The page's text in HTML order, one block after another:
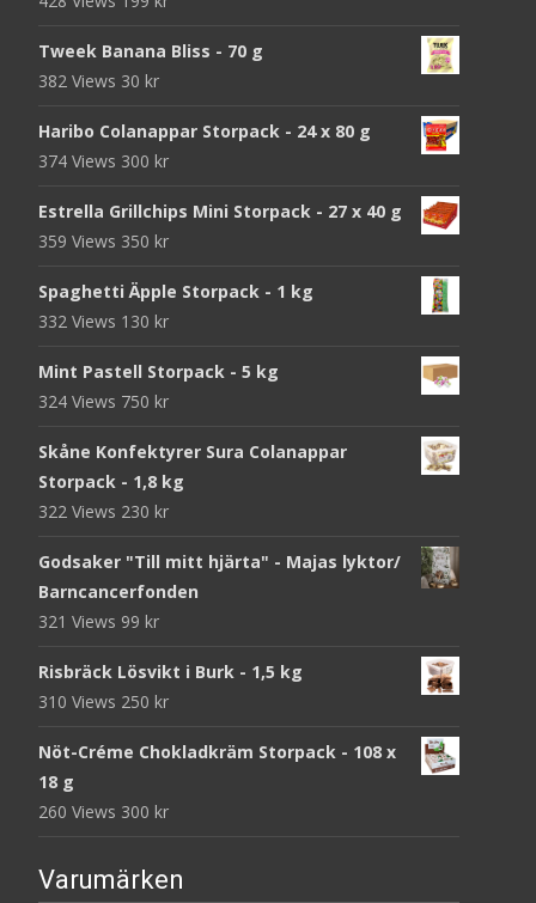
Tweek Banana Bliss - 70 g
382 Views 30 kr
Haribo Colanappar Storpack - 24 x 80 g
374 Views 300 kr
Estrella Grillchips Mini Storpack - 27 x 40 g
359 Views 350 kr
Spaghetti Äpple Storpack - 1 kg
332 Views 130 kr
Mint Pastell Storpack - 5 kg
324 Views 750 kr
Skåne Konfektyrer Sura Colanappar
Storpack - 1,8 kg
322 Views 230 kr
Godsaker "Till mitt hjärta" - Majas lyktor/
Barncancerfonden
321 Views 99 kr
Risbräck Lösvikt i Burk - 1,5 kg
310 Views 250 kr
Nöt-Créme Chokladkräm Storpack - 108 x
18 g
260 Views 300 kr
Varumärken